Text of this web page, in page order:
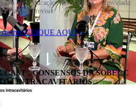
de Educação da SOBECC Convidada:
Patrícia Treviso
restrito CLIQUE AQUI
- CONSENSOS DA SOBECC
INTRACAVITÁRIOS